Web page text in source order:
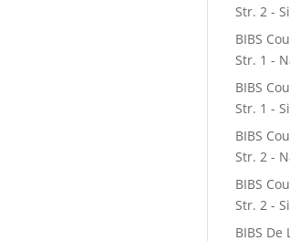
Str. 2 -
BIBS
Str. 1 -
BIBS
Str. 1 -
BIBS
Str. 2 -
BIBS
Str. 2 -
BIBS De